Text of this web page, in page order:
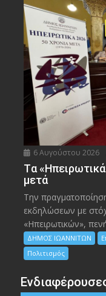
6 Αυγούστου 2026
Tα
μετά
Την
εκδηλώσεων με
«Ηπειρωτικών»,
ΔΗΜΟΣ ΙΩΑΝΝΙΤΩΝ
Πολιτισμός